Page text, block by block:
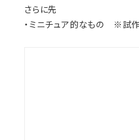
さらに先
・ミニチュア的なもの ※試